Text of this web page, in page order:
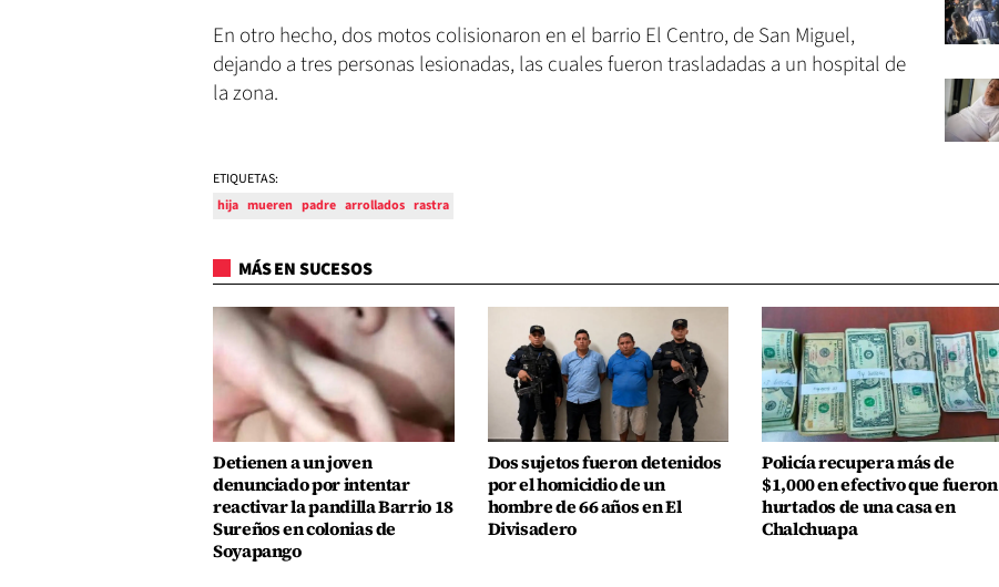
En otro hecho, dos motos colisionaron en el barrio El Centro, de San Miguel,
dejando a tres personas lesionadas, las cuales fueron trasladadas a un hospital de
la zona.
ETIQUETAS:
hija mueren padre arrollados rastra
MÁS EN SUCESOS
Detienen a un joven
denunciado por intentar
reactivar la pandilla Barrio 18
Sureños en colonias de
Soyapango
Dos sujetos fueron detenidos
por el homicidio de un
hombre de 66 años en El
Divisadero
Policía recupera más de
$1,000 en efectivo que fueron
hurtados de una casa en
Chalchuapa